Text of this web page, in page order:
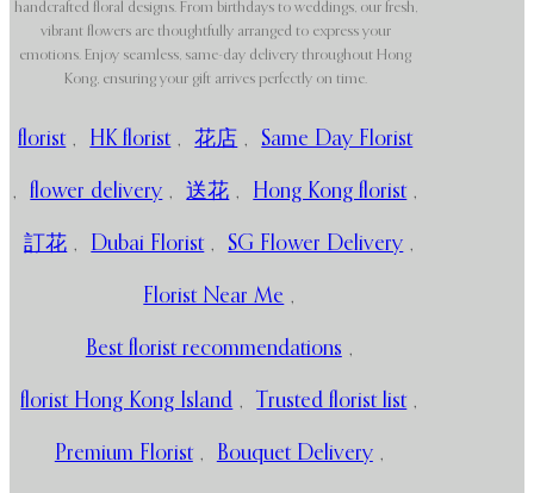
handcrafted floral designs. From birthdays to weddings, our fresh,
vibrant flowers are thoughtfully arranged to express your
emotions. Enjoy seamless, same-day delivery throughout Hong
Kong, ensuring your gift arrives perfectly on time.
florist , HK florist , 花店 , Same Day Florist
, flower delivery , 送花 , Hong Kong florist ,
訂花 , Dubai Florist , SG Flower Delivery ,
Florist Near Me ,
Best florist recommendations ,
florist Hong Kong Island , Trusted florist list ,
Premium Florist , Bouquet Delivery ,